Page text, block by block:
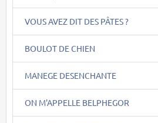
VOUS AVEZ DIT DES PÂTES ?
BOULOT DE CHIEN
MANEGE DESENCHANTE
ON M'APPELLE BELPHEGOR